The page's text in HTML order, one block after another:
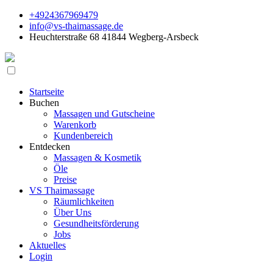
+4924367969479
info@vs-thaimassage.de
Heuchterstraße 68 41844 Wegberg-Arsbeck
Startseite
Buchen
Massagen und Gutscheine
Warenkorb
Kundenbereich
Entdecken
Massagen & Kosmetik
Öle
Preise
VS Thaimassage
Räumlichkeiten
Über Uns
Gesundheitsförderung
Jobs
Aktuelles
Login